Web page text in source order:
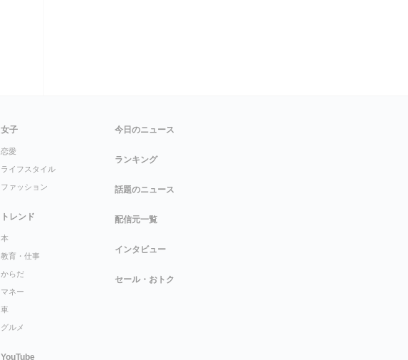
女子
恋愛
ライフスタイル
ファッション
トレンド
本
教育・仕事
からだ
マネー
車
グルメ
YouTube
今日のニュース
ランキング
話題のニュース
配信元一覧
インタビュー
セール・おトク